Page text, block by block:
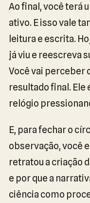
Ao final, você terá
ativo. E isso vale
leitura e escrita.
já viu e reescreva
Você vai perceber
resultado final. Ele
relógio
E, para fechar o
observação, você
retratou a criação
e por que a
ciência como